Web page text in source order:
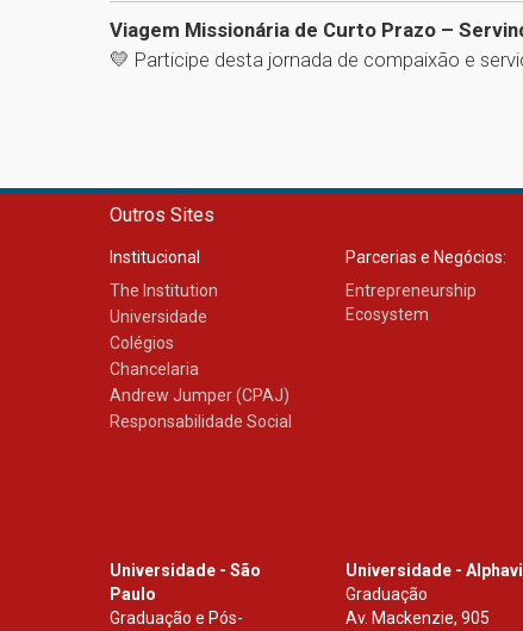
Viagem Missionária de Curto Prazo –
💛 Participe desta jornada de compaixão e
Outros Sites
Institucional
The Institution
Universidade
Colégios
Chancelaria
Andrew Jumper (CPAJ)
Responsabilidade Social
Parcerias e Negócios:
Entrepreneurship
Ecosystem
Universidade - São
Paulo
Graduação e Pós-
Universidade -
Graduação
Av. Mackenzie, 905